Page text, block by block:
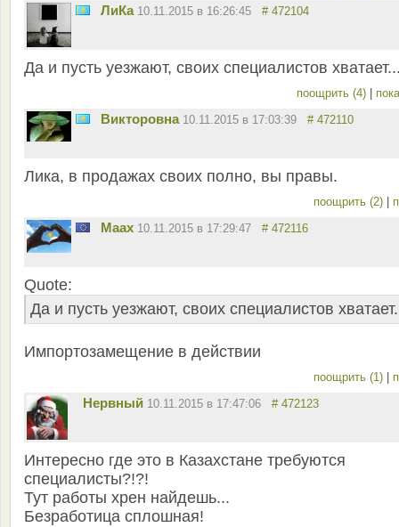
ЛиКа 10.11.2015 в 16:26:45 # 472104
Да и пусть уезжают, своих специалистов
поощрить (4)
Викторовна 10.11.2015 в 17:03:39 # 472110
Лика, в продажах своих полно, вы правы.
поощрить (2)
Maax 10.11.2015 в 17:29:47 # 472116
Quote:
Да и пусть уезжают, своих специалистов
Импортозамещение в действии
поощрить (1)
Нервный 10.11.2015 в 17:47:06 # 472123
Интересно где это в Казахстане требуются
специалисты?!?!
Тут работы хрен найдешь...
Безработица сплошная!